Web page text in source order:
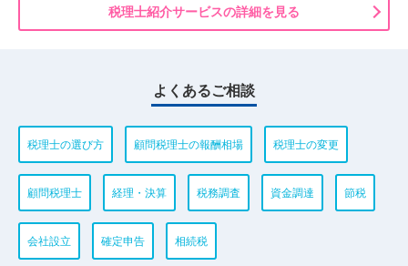
税理士紹介サービスの詳細を見る
よくあるご相談
税理士の選び方 顧問税理士の報酬相場 税理士の変更
顧問税理士 経理・決算 税務調査 資金調達 節税
会社設立 確定申告 相続税